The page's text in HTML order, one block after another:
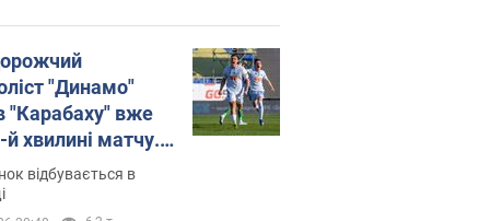
"Динамо"
"Карабаху" вже
й хвилині матчу.
відбувається в